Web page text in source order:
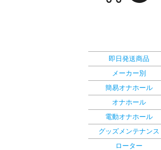
即日発送商品
メーカー別
簡易オナホール
オナホール
電動オナホール
グッズメンテナンス
ローター